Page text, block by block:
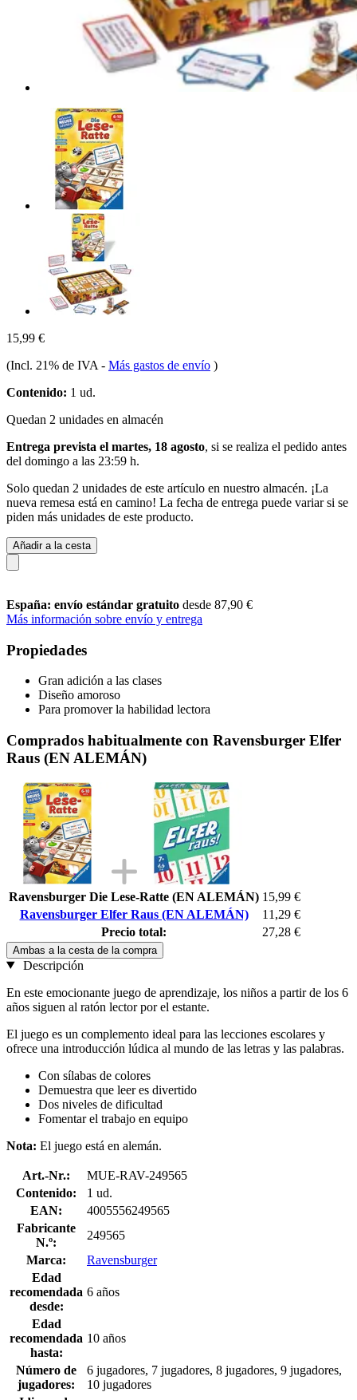
15,99 €
(Incl. 21% de IVA - Más gastos de envío )
Contenido: 1 ud.
Quedan 2 unidades en almacén
Entrega prevista el martes, 18 agosto, si se realiza el pedido antes
del domingo a las 23:59 h.
Solo quedan 2 unidades de este artículo en nuestro almacén. ¡La
nueva remesa está en camino! La fecha de entrega puede variar si se
piden más unidades de este producto.
Añadir a la cesta
España: envío estándar gratuito desde 87,90 €
Más información sobre envío y entrega
Propiedades
Gran adición a las clases
Diseño amoroso
Para promover la habilidad lectora
Comprados habitualmente con Ravensburger Elfer
Raus (EN ALEMÁN)
Ravensburger Die Lese-Ratte (EN ALEMÁN) 15,99 €
Ravensburger Elfer Raus (EN ALEMÁN)
11,29 €
Precio total:
27,28 €
Ambas a la cesta de la compra
Descripción
En este emocionante juego de aprendizaje, los niños a partir de los 6
años siguen al ratón lector por el estante.
El juego es un complemento ideal para las lecciones escolares y
ofrece una introducción lúdica al mundo de las letras y las palabras.
Con sílabas de colores
Demuestra que leer es divertido
Dos niveles de dificultad
Fomentar el trabajo en equipo
Nota: El juego está en alemán.
Art.-Nr.:
MUE-RAV-249565
Contenido:
1 ud.
EAN:
4005556249565
Fabricante
N.º:
249565
Marca:
Ravensburger
Edad
recomendada
desde:
6 años
Edad
recomendada
hasta:
10 años
Número de
jugadores:
6 jugadores, 7 jugadores, 8 jugadores, 9 jugadores,
10 jugadores